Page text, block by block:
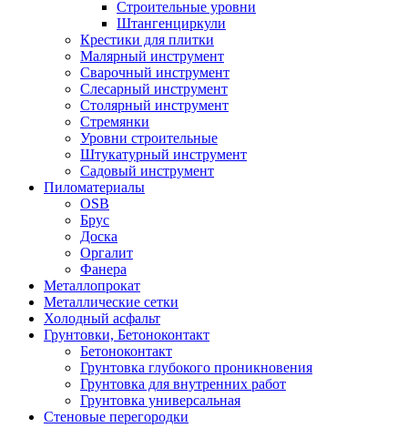
Строительные уровни
Штангенциркули
Крестики для плитки
Малярный инструмент
Сварочный инструмент
Слесарный инструмент
Столярный инструмент
Стремянки
Уровни строительные
Штукатурный инструмент
Садовый инструмент
Пиломатериалы
OSB
Брус
Доска
Оргалит
Фанера
Металлопрокат
Металлические сетки
Холодный асфальт
Грунтовки, Бетоноконтакт
Бетоноконтакт
Грунтовка глубокого проникновения
Грунтовка для внутренних работ
Грунтовка универсальная
Стеновые перегородки